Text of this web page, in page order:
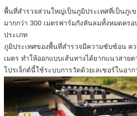
พื้นที่สำรวจส่วนใหญ่เป็นภูมิประเทศที่เป็นภูเ
มากกว่า 300 เมตรฟาร์มกังหันลมทั้งหมดค
ประเภท
ภูมิประเทศของพื้นที่สำรวจมีความซับซ้อน ค
เมตร ทำให้ออกแบบเส้นทางได้ยากแนวสาย
โปรเจ็กต์นี้ใช้ระบบการวัดด้วยเลเซอร์ในอ